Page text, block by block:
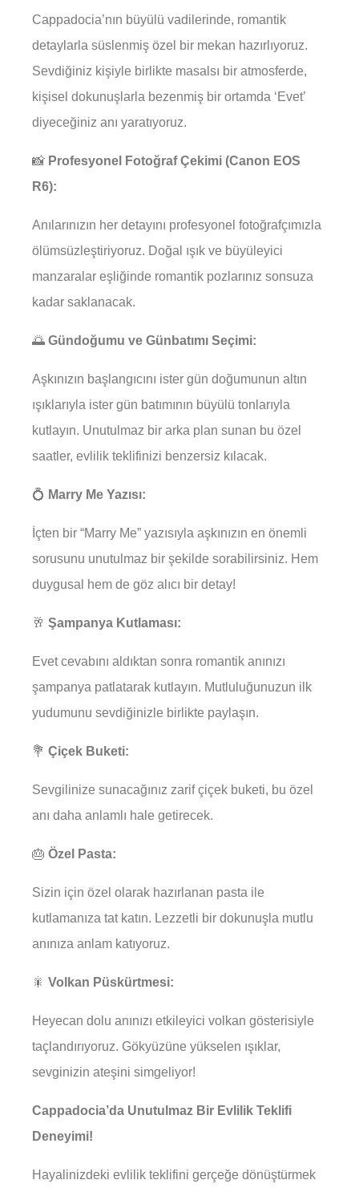
Cappadocia’nın büyülü vadilerinde, romantik
detaylarla süslenmiş özel bir mekan hazırlıyoruz.
Sevdiğiniz kişiyle birlikte masalsı bir atmosferde,
kişisel dokunuşlarla bezenmiş bir ortamda ‘Evet’
diyeceğiniz anı yaratıyoruz.
📸 Profesyonel Fotoğraf Çekimi (Canon EOS
R6):
Anılarınızın her detayını profesyonel fotoğrafçımızla
ölümsüzleştiriyoruz. Doğal ışık ve büyüleyici
manzaralar eşliğinde romantik pozlarınız sonsuza
kadar saklanacak.
🌅 Gündoğumu ve Günbatımı Seçimi:
Aşkınızın başlangıcını ister gün doğumunun altın
ışıklarıyla ister gün batımının büyülü tonlarıyla
kutlayın. Unutulmaz bir arka plan sunan bu özel
saatler, evlilik teklifinizi benzersiz kılacak.
💍 Marry Me Yazısı:
İçten bir “Marry Me” yazısıyla aşkınızın en önemli
sorusunu unutulmaz bir şekilde sorabilirsiniz. Hem
duygusal hem de göz alıcı bir detay!
🥂 Şampanya Kutlaması:
Evet cevabını aldıktan sonra romantik anınızı
şampanya patlatarak kutlayın. Mutluluğunuzun ilk
yudumunu sevdiğinizle birlikte paylaşın.
💐 Çiçek Buketi:
Sevgilinize sunacağınız zarif çiçek buketi, bu özel
anı daha anlamlı hale getirecek.
🎂 Özel Pasta:
Sizin için özel olarak hazırlanan pasta ile
kutlamanıza tat katın. Lezzetli bir dokunuşla mutlu
anınıza anlam katıyoruz.
🎇 Volkan Püskürtmesi:
Heyecan dolu anınızı etkileyici volkan gösterisiyle
taçlandırıyoruz. Gökyüzüne yükselen ışıklar,
sevginizin ateşini simgeliyor!
Cappadocia’da Unutulmaz Bir Evlilik Teklifi
Deneyimi!
Hayalinizdeki evlilik teklifini gerçeğe dönüştürmek